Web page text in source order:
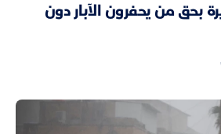
بحق من يحفرون الآبار دون